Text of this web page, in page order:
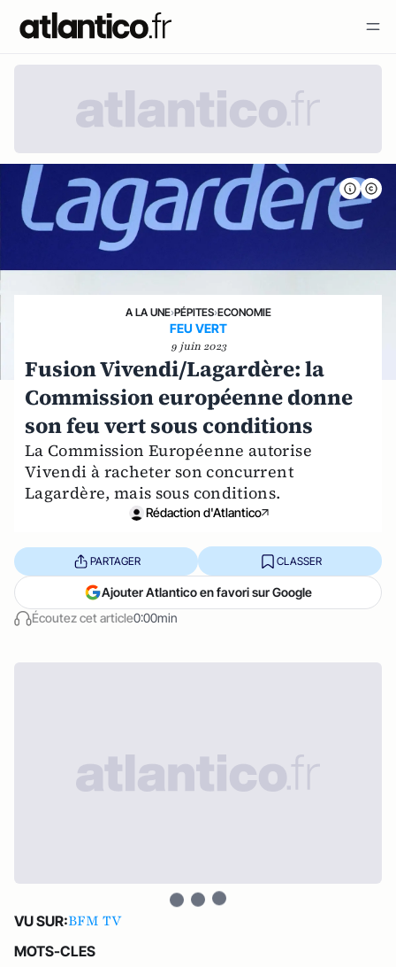
A LA UNE›PÉPITES›ECONOMIE
FEU VERT
9 juin 2023
Fusion Vivendi/Lagardère: la
Commission européenne donne
son feu vert sous conditions
La Commission Européenne autorise
Vivendi à racheter son concurrent
Lagardère, mais sous conditions.
Rédaction d'Atlantico
Écoutez cet article0:00min
PARTAGER CLASSER
Ajouter Atlantico en favori sur Google
VU SUR:BFM TV
MOTS-CLES